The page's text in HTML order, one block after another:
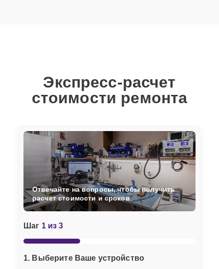
Экспресс-расчет
стоимости ремонта
Шаг 1 из 3
1. Выберите Ваше устройство
Отвечайте на вопросы, чтобы получить
расчет стоимости и сроков